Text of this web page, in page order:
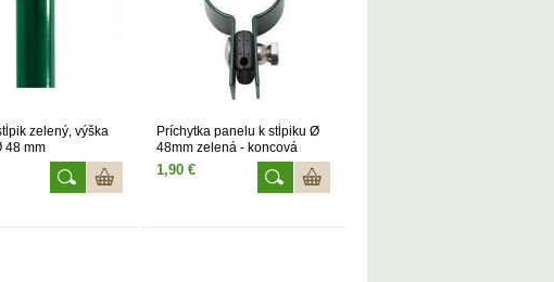
zelený, výška
48 mm
Príchytka panelu k stĺpiku Ø
48mm zelená - koncová
1,90 €